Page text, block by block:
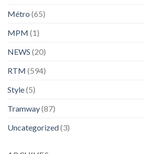
Métro (65)
MPM (1)
NEWS (20)
RTM (594)
Style(5)
Tramway(87)
Uncategorized(3)